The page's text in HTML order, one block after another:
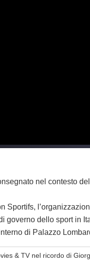
nel contesto
Sportifs,
governo dello sport in
di Palazzo
& TV nel ricordo di